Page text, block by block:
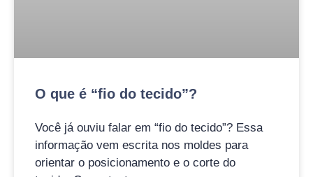
O que é “fio do tecido”?
Você já ouviu falar em “fio do tecido”? Essa
informação vem escrita nos moldes para
orientar o posicionamento e o corte do